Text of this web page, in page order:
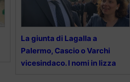
La giunta di Lagalla a
Palermo, Cascio o Varchi
vicesindaco. I nomi in lizza